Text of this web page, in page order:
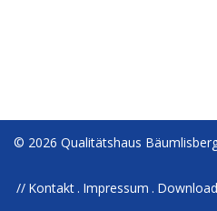
© 2026 Qualitätshaus
Kontakt Impressum